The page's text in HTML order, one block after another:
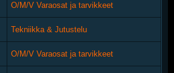
O/M/V Varaosat ja tarvikkeet
Tekniikka & Jutustelu
O/M/V Varaosat ja tarvikkeet